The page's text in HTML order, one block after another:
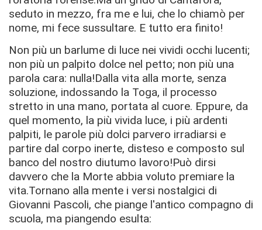
seduto in mezzo, fra me e lui, che lo chiamò per
nome, mi fece sussultare. E tutto era finito!
Non più un barlume di luce nei vividi occhi lucenti;
non più un palpito dolce nel petto; non più una
parola cara: nulla!Dalla vita alla morte, senza
soluzione, indossando la Toga, il processo
stretto in una mano, portata al cuore. Eppure, da
quel momento, la più vivida luce, i più ardenti
palpiti, le parole più dolci parvero irradiarsi e
partire dal corpo inerte, disteso e composto sul
banco del nostro diutumo lavoro!Può dirsi
davvero che la Morte abbia voluto premiare la
vita.Tornano alla mente i versi nostalgici di
Giovanni Pascoli, che piange l'antico compagno di
scuola, ma piangendo esulta: